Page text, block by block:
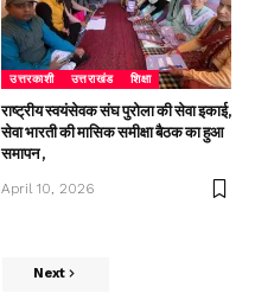
उत्तरकाशी उत्तराखंड शिक्षा
राष्ट्रीय स्वयंसेवक संघ पुरोला की सेवा इकाई,
सेवा भारती की मासिक समीक्षा बैठक का हुआ
समापन ,
April 10, 2026
Next